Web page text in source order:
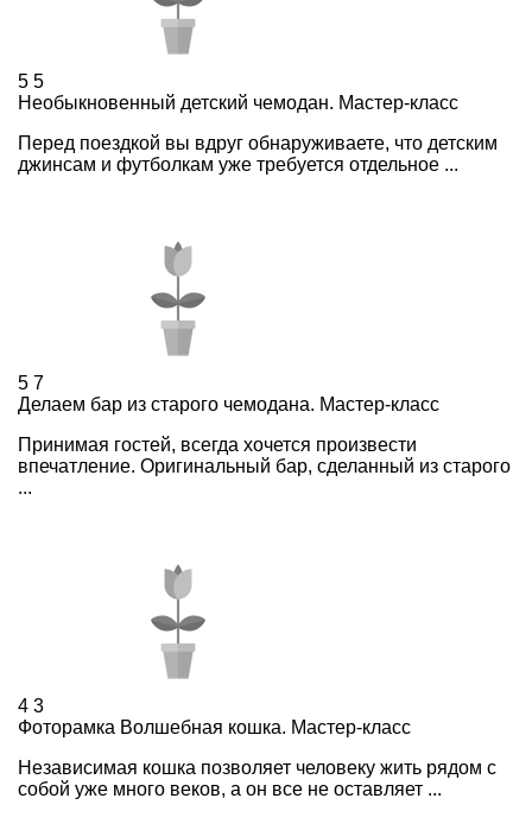
5 5
Необыкновенный детский чемодан. Мастер-класс
Перед поездкой вы вдруг обнаруживаете, что детским
джинсам и футболкам уже требуется отдельное ...
5 7
Делаем бар из старого чемодана. Мастер-класс
Принимая гостей, всегда хочется произвести
впечатление. Оригинальный бар, сделанный из старого
...
4 3
Фоторамка Волшебная кошка. Мастер-класс
Независимая кошка позволяет человеку жить рядом с
собой уже много веков, а он все не оставляет ...